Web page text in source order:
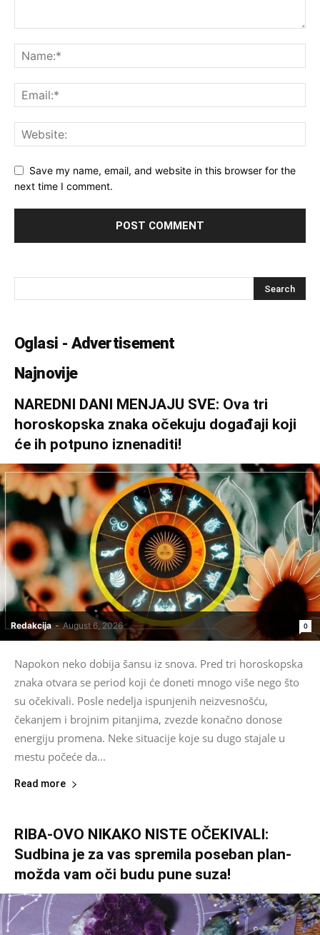
Save my name, email, and website in this browser for the
next time I comment.
Oglasi - Advertisement
Najnovije
NAREDNI DANI MENJAJU SVE: Ova tri
horoskopska znaka očekuju događaji koji
će ih potpuno iznenaditi!
Redakcija - August 6, 2026 0
Napokon neko dobija šansu iz snova. Pred tri horoskopska
znaka otvara se period koji će doneti mnogo više nego što
su očekivali. Posle nedelja ispunjenih neizvesnošću,
čekanjem i brojnim pitanjima, zvezde konačno donose
energiju promena. Neke situacije koje su dugo stajale u
mestu počeće da...
Read more
RIBA-OVO NIKAKO NISTE OČEKIVALI:
Sudbina je za vas spremila poseban plan-
možda vam oči budu pune suza!